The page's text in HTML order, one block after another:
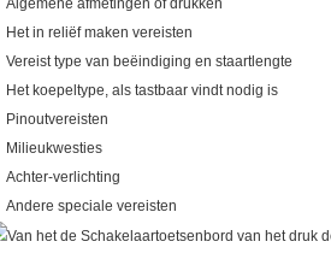
Algemene afmetingen of drukken
Het in reliëf maken vereisten
Vereist type van beëindiging en staartlengte
Het koepeltype, als tastbaar vindt nodig is
Pinoutvereisten
Milieukwesties
Achter-verlichting
Andere speciale vereisten